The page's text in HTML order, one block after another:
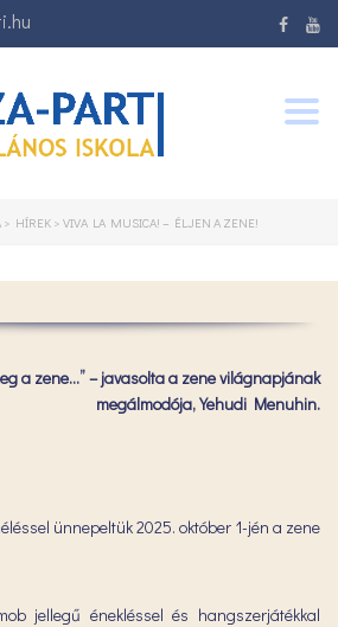
> HÍREK > VIVA LA MUSICA! – ÉLJEN A ZENE!
a zene…” – javasolta a zene világnapjának
megálmodója, Yehudi Menuhin.
ünnepeltük 2025. október 1-jén a zene
jellegű énekléssel és hangszerjátékkal